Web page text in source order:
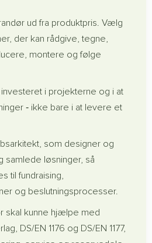
ud fra produktpris. Vælg
der kan rådgive, tegne,
montere og følge
i projekterne og i at
‐ ikke bare i at levere et
som designer og
samlede løsninger, så
til fundraising,
og beslutningsprocesser.
skal kunne hjælpe med
DS/EN 1176 og DS/EN 1177,